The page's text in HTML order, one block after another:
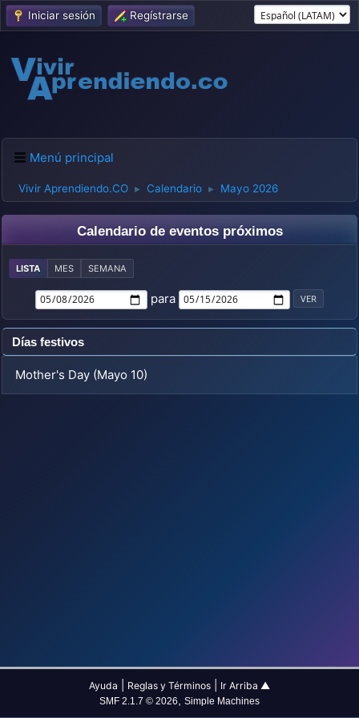
Iniciar sesión Regístrarse
Menú principal
Vivir Aprendiendo.CO ► Calendario ► Mayo 2026
Calendario de eventos próximos
LISTA MES SEMANA
para
Días festivos
Mother's Day (Mayo 10)
Ayuda Reglas y Términos Ir Arriba ▲
SMF 2.1.7 © 2026, Simple Machines